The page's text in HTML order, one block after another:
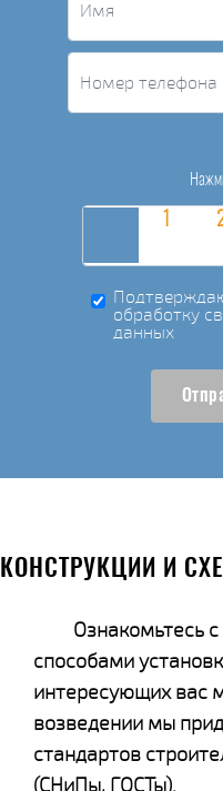
обработку
данных
КОНСТРУКЦИИ И
Ознакомьтесь
способами
интересующих вас
возведении мы
стандартов
(СНиПы, ГОСТы).